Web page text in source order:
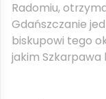
Radomiu,
Gdańszczanie
biskupowi tego
jakim Szkarpawa